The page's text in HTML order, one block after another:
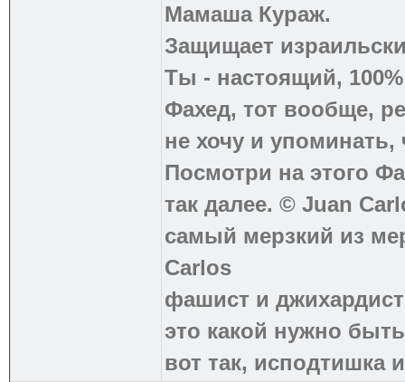
Мамаша Кураж.
Защищает
Ты - настоящий,
Фахед, тот вообще,
не хочу и
Посмотри на этого
так далее. © Juan
самый мерзкий из
Carlos
фашист и
это какой нужно
вот так, исподтишка